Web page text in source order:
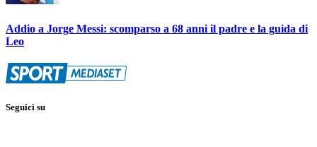
Addio a Jorge Messi: scomparso a 68 anni il padre e la guida di
Leo
Seguici su